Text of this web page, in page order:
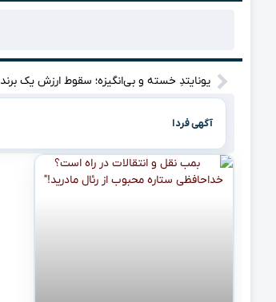
یونایتدِ خسته و بی‌انگیزه؛ سقوط ارزش یک برند
آگهی فردا